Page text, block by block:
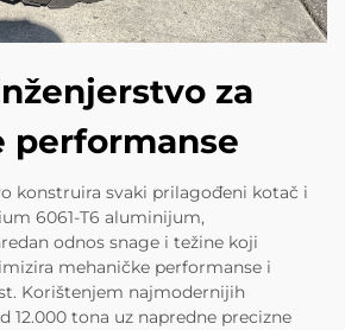
za
performanse
konstruira svaki prilagođeni kotač i
6061-T6 aluminijum,
odnos snage i težine koji
mehaničke performanse i
Korištenjem najmodernijih
12.000 tona uz napredne precizne